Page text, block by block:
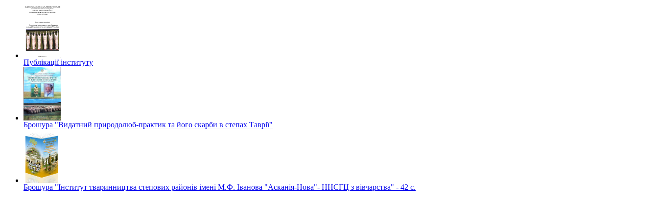
Публікації інституту
Брошура "Видатний природолюб-практик та його скарби в степах Таврії"
Брошура "Інститут тваринництва степових районів імені М.Ф. Іванова "Асканія-Нова"- ННСГЦ з вівчарства" - 42 c.